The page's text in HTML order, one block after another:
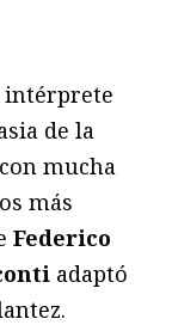
intérprete
de la
mucha
más
Federico
adaptó